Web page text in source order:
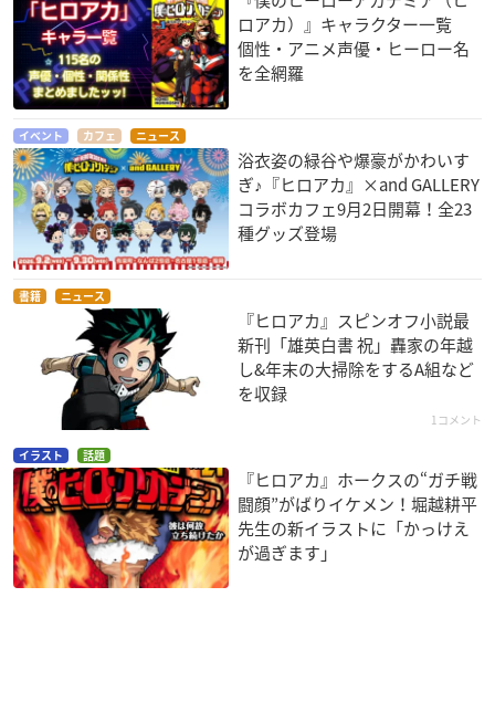
ロアカ）』キャラクター一覧
個性・アニメ声優・ヒーロー名
を全網羅
イベント カフェ ニュース
浴衣姿の緑谷や爆豪がかわいす
ぎ♪『ヒロアカ』×and GALLERY
コラボカフェ9月2日開幕！全23
種グッズ登場
書籍 ニュース
『ヒロアカ』スピンオフ小説最
新刊「雄英白書 祝」轟家の年越
し&年末の大掃除をするA組など
を収録
1コメント
イラスト 話題
『ヒロアカ』ホークスの“ガチ戦
闘顔”がばりイケメン！堀越耕平
先生の新イラストに「かっけえ
が過ぎます」